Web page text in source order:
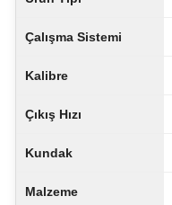
Çalışma Sistemi
Kalibre
Çıkış Hızı
Kundak
Malzeme